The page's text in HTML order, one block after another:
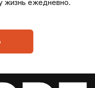
жизнь ежедневно.